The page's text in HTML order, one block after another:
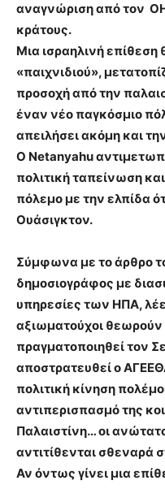
αναγνώριση από τον
κράτους.
Μια ισραηλινή επίθεση
«παιχνιδιού»,
προσοχή από την
έναν νέο παγκόσμιο
απειλήσει ακόμη και
Ο Netanyahu
πολιτική ταπείνωση
πόλεμο με την ελπίδα
Ουάσιγκτον.
Σύμφωνα με το άρθρο
δημοσιογράφος με
υπηρεσίες των ΗΠΑ,
αξιωματούχοι θεωρούν
πραγματοποιηθεί τον
αποστρατευθεί ο
πολιτική κίνηση
αντιπερισπασμό της
Παλαιστίνη… οι
αντιτίθενται σθεναρά
Αν όντως γίνει μια